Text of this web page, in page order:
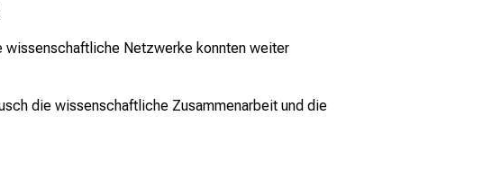
wissenschaftliche Netzwerke konnten weiter
die wissenschaftliche Zusammenarbeit und die